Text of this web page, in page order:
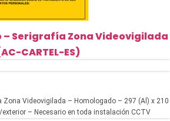
Serigrafía Zona Videovigilada
CARTEL-ES)
Zona Videovigilada – Homologado – 297 (Al) x 210
– Necesario en toda instalación CCTV